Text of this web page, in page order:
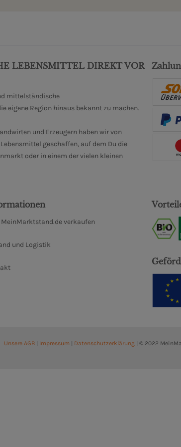
LEBENSMITTEL DIREKT VOR
mittelständische
eigene Region hinaus bekannt zu machen.
und Erzeugern haben wir von
geschaffen, auf dem Du die
oder in einem der vielen kleinen
MeinMarktstand.de verkaufen
und Logistik
Unsere AGB | Impressum | Datenschutzerklärung | © 2022